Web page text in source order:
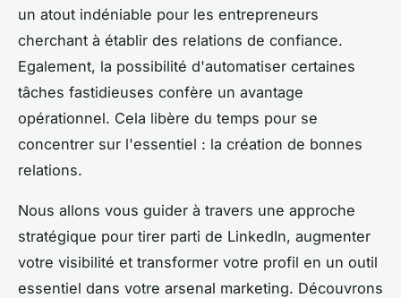
un atout indéniable pour les entrepreneurs
cherchant à établir des relations de confiance.
Egalement, la possibilité d'automatiser certaines
tâches fastidieuses confère un avantage
opérationnel. Cela libère du temps pour se
concentrer sur l'essentiel : la création de bonnes
relations.
Nous allons vous guider à travers une approche
stratégique pour tirer parti de LinkedIn, augmenter
votre visibilité et transformer votre profil en un outil
essentiel dans votre arsenal marketing. Découvrons